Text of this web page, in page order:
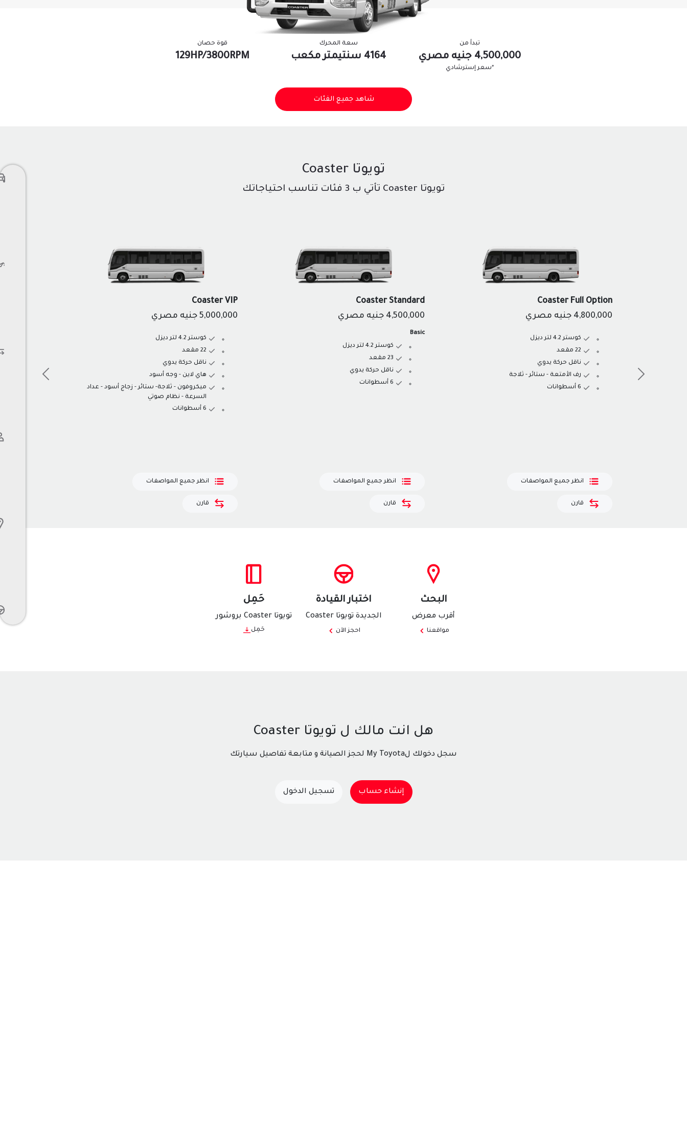
تبدأ من
4,500,000 جنيه مصري
*سعر إسترشادي
سعة المحرك
4164 سنتيمتر مكعب
قوة حصان
129HP/3800RPM
شاهد جميع الفئات
تويوتا Coaster
تويوتا Coaster تأتي ب 3 فئات تناسب احتياجاتك
Coaster Full Option
4,800,000 جنيه مصري
كوستر 4.2 لتر ديزل
22 مقعد
ناقل حركة يدوي
رف الأمتعة - ستائر - ثلاجة
6 أسطوانات
Coaster Standard
4,500,000 جنيه مصري
Basic
كوستر 4.2 لتر ديزل
23 مقعد
ناقل حركة يدوي
6 أسطوانات
Coaster VIP
5,000,000 جنيه مصري
كوستر 4.2 لتر ديزل
22 مقعد
ناقل حركة يدوي
هاي لاين - وجه أسود
ميكروفون - ثلاجة- ستائر - زجاج أسود - عداد
السرعة - نظام صوتي
6 أسطوانات
البحث
أقرب معرض
مواقعنا
اختبار القيادة
الجديدة تويوتا Coaster
احجز الآن
حَمِل
تويوتا Coaster بروشور
حَمِل
هل انت مالك ل تويوتا Coaster
سجل دخولك لMy Toyota لحجز الصيانة و متابعة تفاصيل سيارتك
إنشاء حساب تسجيل الدخول